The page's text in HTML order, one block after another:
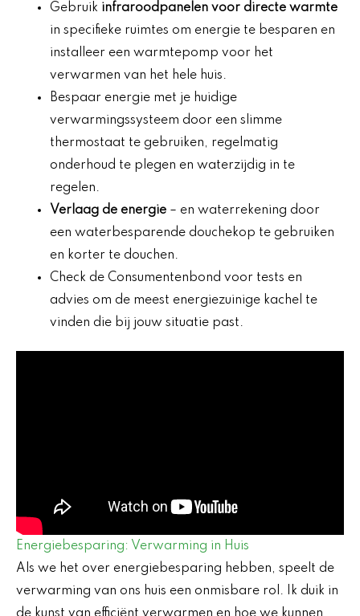
Gebruik infraroodpanelen voor directe warmte
in specifieke ruimtes om energie te besparen en
installeer een warmtepomp voor het
verwarmen van het hele huis.
Bespaar energie met je huidige
verwarmingssysteem door een slimme
thermostaat te gebruiken, regelmatig
onderhoud te plegen en waterzijdig in te
regelen.
Verlaag de energie – en waterrekening door
een waterbesparende douchekop te gebruiken
en korter te douchen.
Check de Consumentenbond voor tests en
advies om de meest energiezuinige kachel te
vinden die bij jouw situatie past.
Energiebesparing: Verwarming in Huis
Als we het over energiebesparing hebben, speelt de
verwarming van ons huis een onmisbare rol. Ik duik in